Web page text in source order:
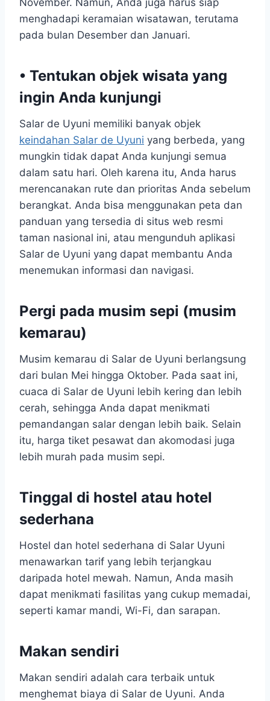
November. Namun, Anda juga harus siap
menghadapi keramaian wisatawan, terutama
pada bulan Desember dan Januari.
• Tentukan objek wisata yang
ingin Anda kunjungi
Salar de Uyuni memiliki banyak objek
keindahan Salar de Uyuni yang berbeda, yang
mungkin tidak dapat Anda kunjungi semua
dalam satu hari. Oleh karena itu, Anda harus
merencanakan rute dan prioritas Anda sebelum
berangkat. Anda bisa menggunakan peta dan
panduan yang tersedia di situs web resmi
taman nasional ini, atau mengunduh aplikasi
Salar de Uyuni yang dapat membantu Anda
menemukan informasi dan navigasi.
Pergi pada musim sepi (musim
kemarau)
Musim kemarau di Salar de Uyuni berlangsung
dari bulan Mei hingga Oktober. Pada saat ini,
cuaca di Salar de Uyuni lebih kering dan lebih
cerah, sehingga Anda dapat menikmati
pemandangan salar dengan lebih baik. Selain
itu, harga tiket pesawat dan akomodasi juga
lebih murah pada musim sepi.
Tinggal di hostel atau hotel
sederhana
Hostel dan hotel sederhana di Salar Uyuni
menawarkan tarif yang lebih terjangkau
daripada hotel mewah. Namun, Anda masih
dapat menikmati fasilitas yang cukup memadai,
seperti kamar mandi, Wi-Fi, dan sarapan.
Makan sendiri
Makan sendiri adalah cara terbaik untuk
menghemat biaya di Salar de Uyuni. Anda